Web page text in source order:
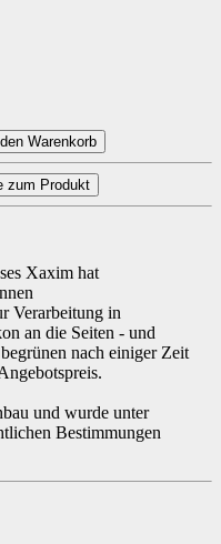
den Warenkorb
zum Produkt
Xaxim hat
Verarbeitung in
an die Seiten - und
nach einiger Zeit
und wurde unter
Bestimmungen